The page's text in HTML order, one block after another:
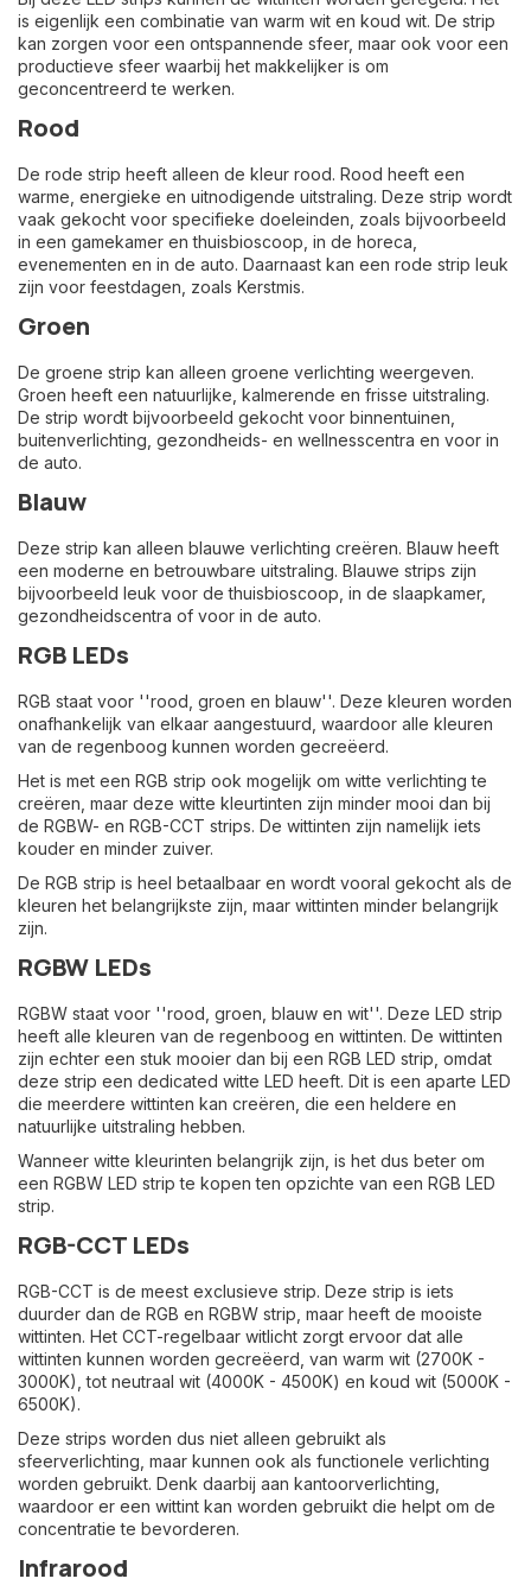
is eigenlijk een combinatie van warm wit en koud wit. De strip
kan zorgen voor een ontspannende sfeer, maar ook voor een
productieve sfeer waarbij het makkelijker is om
geconcentreerd te werken.
Rood
De rode strip heeft alleen de kleur rood. Rood heeft een
warme, energieke en uitnodigende uitstraling. Deze strip wordt
vaak gekocht voor specifieke doeleinden, zoals bijvoorbeeld
in een gamekamer en thuisbioscoop, in de horeca,
evenementen en in de auto. Daarnaast kan een rode strip leuk
zijn voor feestdagen, zoals Kerstmis.
Groen
De groene strip kan alleen groene verlichting weergeven.
Groen heeft een natuurlijke, kalmerende en frisse uitstraling.
De strip wordt bijvoorbeeld gekocht voor binnentuinen,
buitenverlichting, gezondheids- en wellnesscentra en voor in
de auto.
Blauw
Deze strip kan alleen blauwe verlichting creëren. Blauw heeft
een moderne en betrouwbare uitstraling. Blauwe strips zijn
bijvoorbeeld leuk voor de thuisbioscoop, in de slaapkamer,
gezondheidscentra of voor in de auto.
RGB LEDs
RGB staat voor ''rood, groen en blauw''. Deze kleuren worden
onafhankelijk van elkaar aangestuurd, waardoor alle kleuren
van de regenboog kunnen worden gecreëerd.
Het is met een RGB strip ook mogelijk om witte verlichting te
creëren, maar deze witte kleurtinten zijn minder mooi dan bij
de RGBW- en RGB-CCT strips. De wittinten zijn namelijk iets
kouder en minder zuiver.
De RGB strip is heel betaalbaar en wordt vooral gekocht als de
kleuren het belangrijkste zijn, maar wittinten minder belangrijk
zijn.
RGBW LEDs
RGBW staat voor ''rood, groen, blauw en wit''. Deze LED strip
heeft alle kleuren van de regenboog en wittinten. De wittinten
zijn echter een stuk mooier dan bij een RGB LED strip, omdat
deze strip een dedicated witte LED heeft. Dit is een aparte LED
die meerdere wittinten kan creëren, die een heldere en
natuurlijke uitstraling hebben.
Wanneer witte kleurinten belangrijk zijn, is het dus beter om
een RGBW LED strip te kopen ten opzichte van een RGB LED
strip.
RGB-CCT LEDs
RGB-CCT is de meest exclusieve strip. Deze strip is iets
duurder dan de RGB en RGBW strip, maar heeft de mooiste
wittinten. Het CCT-regelbaar witlicht zorgt ervoor dat alle
wittinten kunnen worden gecreëerd, van warm wit (2700K -
3000K), tot neutraal wit (4000K - 4500K) en koud wit (5000K -
6500K).
Deze strips worden dus niet alleen gebruikt als
sfeerverlichting, maar kunnen ook als functionele verlichting
worden gebruikt. Denk daarbij aan kantoorverlichting,
waardoor er een wittint kan worden gebruikt die helpt om de
concentratie te bevorderen.
Infrarood